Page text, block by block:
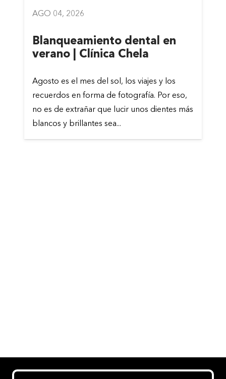
AGO 04, 2026
Blanqueamiento dental en
verano | Clínica Chela
Agosto es el mes del sol, los viajes y los
recuerdos en forma de fotografía. Por eso,
no es de extrañar que lucir unos dientes más
blancos y brillantes sea...